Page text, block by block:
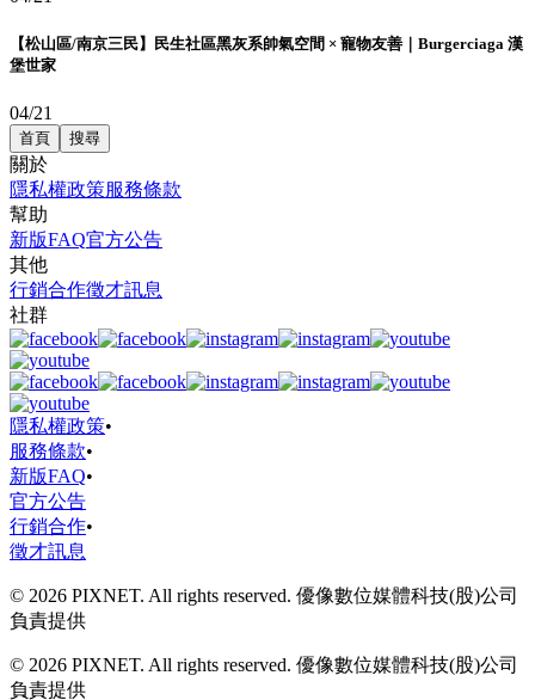
【松山區/南京三民】民生社區黑灰系帥氣空間 × 寵物友善｜Burgerciaga 漢
堡世家
04/21
首頁 搜尋
關於
隱私權政策服務條款
幫助
新版FAQ官方公告
其他
行銷合作徵才訊息
社群
隱私權政策•
服務條款•
新版FAQ•
官方公告
行銷合作•
徵才訊息
© 2026 PIXNET. All rights reserved. 優像數位媒體科技(股)公司
負責提供
© 2026 PIXNET. All rights reserved. 優像數位媒體科技(股)公司
負責提供